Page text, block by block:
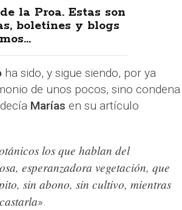
la Proa. Estas son
boletines y blogs
ha sido, y sigue siendo, por ya
de unos pocos, sino condena
Marías en su artículo
los que hablan del
esperanzadora vegetación, que
sin abono, sin cultivo, mientras
».